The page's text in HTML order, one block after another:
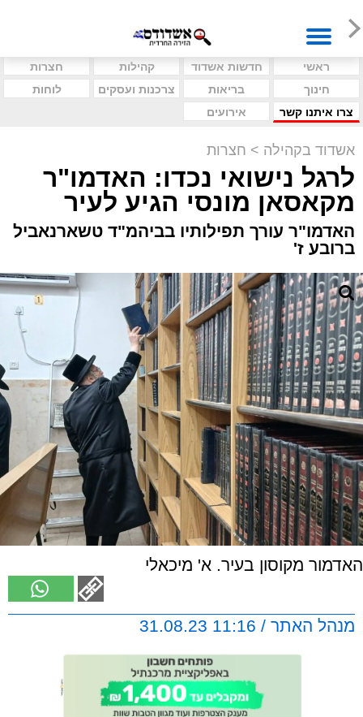
ראשי חדשות אשדוד קהילות
חצרות
חינוך
בריאות צרכנות ועסקים
לוחות
צרו איתנו קשר
אירועים
אשדוד בקהילה > חצרות
לרגל נישואי נכדו: האדמו"ר
מקאסאן מונסי הגיע לעיר
האדמו"ר עורך תפילותיו בביהמ"ד טשארנאביל
ברובע ז'
האדמור מקוסון בעיר. א' מיכאלי
מנהל האתר / 11:16 31.08.23